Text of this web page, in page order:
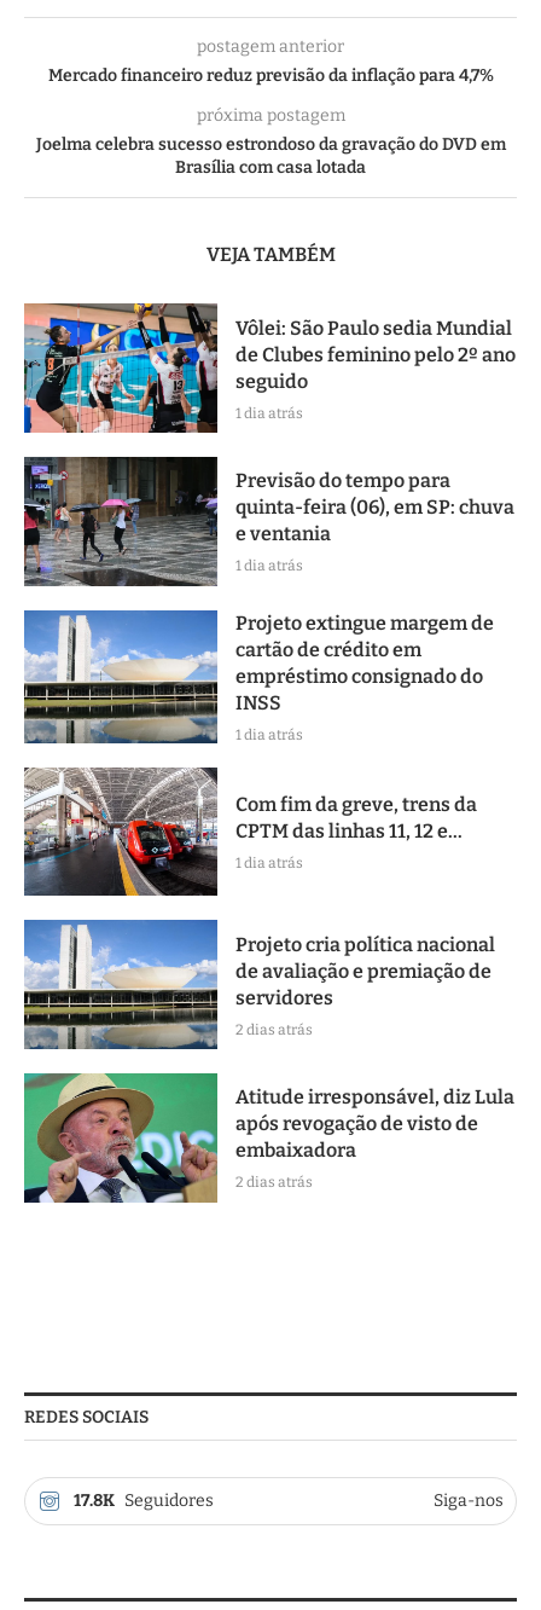
postagem anterior
Mercado financeiro reduz previsão da inflação para 4,7%
próxima postagem
Joelma celebra sucesso estrondoso da gravação do DVD em
Brasília com casa lotada
VEJA TAMBÉM
Vôlei: São Paulo sedia Mundial
de Clubes feminino pelo 2º ano
seguido
1 dia atrás
Previsão do tempo para
quinta-feira (06), em SP: chuva
e ventania
1 dia atrás
Projeto extingue margem de
cartão de crédito em
empréstimo consignado do
INSS
1 dia atrás
Com fim da greve, trens da
CPTM das linhas 11, 12 e...
1 dia atrás
Projeto cria política nacional
de avaliação e premiação de
servidores
2 dias atrás
Atitude irresponsável, diz Lula
após revogação de visto de
embaixadora
2 dias atrás
REDES SOCIAIS
17.8K Seguidores Siga-nos